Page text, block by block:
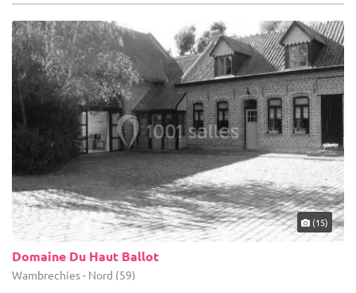
(15)
Domaine Du Haut Ballot
Wambrechies - Nord (59)